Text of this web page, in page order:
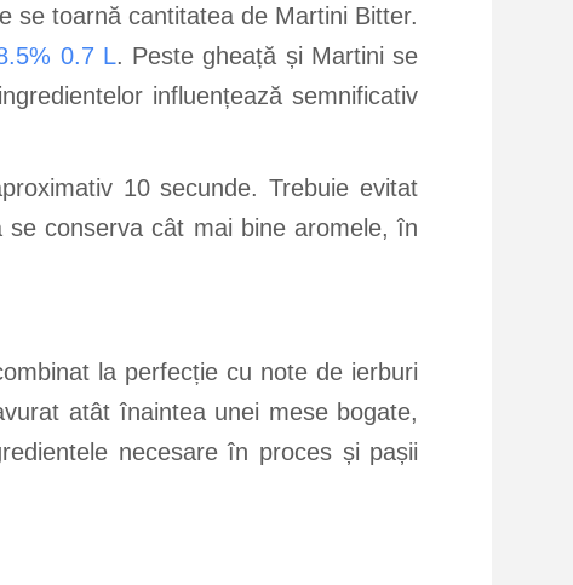
se toarnă cantitatea de Martini Bitter.
0.7 L. Peste gheață și Martini se
influențează semnificativ
10 secunde. Trebuie evitat
conserva cât mai bine aromele, în
la perfecție cu note de ierburi
atât înaintea unei mese bogate,
necesare în proces și pașii